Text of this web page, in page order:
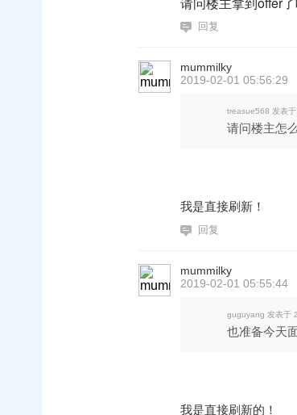
回复
mummilky
2019-02-01 05:56:29
treasue568 发表
请问楼主怎
我是直接刷新！
回复
mummilky
2019-02-01 05:55:44
guguyang 发表于
也准备今天
我是直接刷新的！